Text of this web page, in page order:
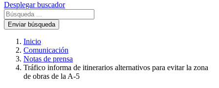
Desplegar buscador
Enviar búsqueda
Inicio
Comunicación
Notas de prensa
Tráfico informa de itinerarios alternativos para evitar la zona
de obras de la A-5